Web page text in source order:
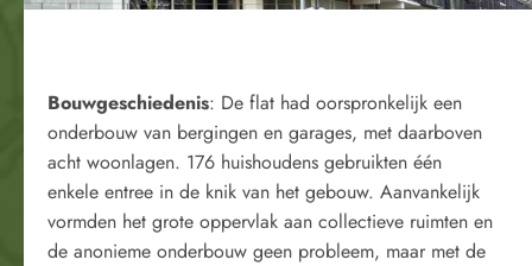
Bouwgeschiedenis: De flat had oorspronkelijk een
onderbouw van bergingen en garages, met daarboven
acht woonlagen. 176 huishoudens gebruikten één
enkele entree in de knik van het gebouw. Aanvankelijk
vormden het grote oppervlak aan collectieve ruimten en
de anonieme onderbouw geen probleem, maar met de